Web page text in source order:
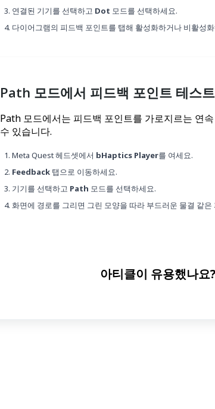
연결된 기기를 선택하고 Dot 모드를 선택하세요.
다이어그램의 피드백 포인트를 탭해 활성화하거나 비활성
Path 모드에서 피드백 포인트 테스트
Path 모드에서는 피드백 포인트를 가로지르는 연
수 있습니다.
Meta Quest 헤드셋에서 bHaptics Player를 여세요.
Feedback 탭으로 이동하세요.
기기를 선택하고 Path 모드를 선택하세요.
화면에 경로를 그리면 그린 모양을 따라 부드러운 물결 같
아티클이 유용했나요?